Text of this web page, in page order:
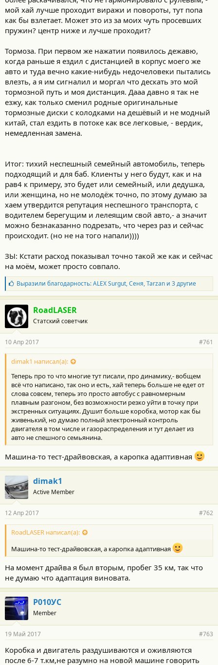
мой хай лучше проходит виражи и повороты, тут попа
как бы взлетает. Может это из за моих чуть просевших
пружин? центр ниже и лучше проходит?
Тормоза. При первом же нажатии появилось дежавю,
когда раньше я ездил с дистанцией в корпус моего же
авто и туда вечно какие-нибудь недочеловеки пытались
влезть, а я им сигналил и моргал что дескать это мой
тормозной путь и моя дистанция. Дааа давно я так не
езжу, как только сменил родные оригинальные
тормозные диски с колодками на дешёвый и не модный
китай, стал ездить в потоке как все легковые, - вердик,
немедленная замена.
Итог: тихий неспешный семейный автомобиль, теперь
подходящий и для баб. Клиенты у него будут, как и на
рав4 к примеру, это будет или семейный, или дедушка,
или женщина, но не молодёж точно, по этому думаю за
хаем утвердится репутация неспешного транспорта, с
водителем берегущим и лелеящим свой авто,- а значит
можно безнаказанно подрезать, что через раз и сейчас
происходит. (но не на того напали))))
ЗЫ: Кстати расход показывал точно такой же как и сейчас
на моём, может просто совпало.
Б
л
а
г
о
д
а
н
о
с
и
:
Выразили благодарность:ALEX Surgut,Сеня,Tarzanи 3 другие
RoadLASER
Статский советчик
10 Апр 2017 #761
dimak1 написал(а):
Теперь про то что многие тут писали, про динамику,- вобщем
всё что написано, так оно и есть, хай теперь больше не едет от
слова совсем, теперь это просто автобус с равномерным
плавным разгоном, без возможности резко уйти в точку при
экстренных ситуациях. Душит больше коробка, мотор как бы
живенький, но думаю полный электронный контроль
двигателя в том числе и газораспределения и тут делает из
авто не спешного семьянина.
Машина-то тест-драйвовская, а каропка адаптивная
dimak1
Active Member
12 Апр 2017 #762
RoadLASER написал(а):
Машина-то тест-драйвовская, а каропка адаптивная
На момент драйва я был вторым, пробег 35 км, так что
не думаю что адаптация виновата.
Р010УС
Member
19 Май 2017 #763
Коробка и двигатель раздушиваются и оживляются
после 6-7 т.км,не разумно на новой машине говорить